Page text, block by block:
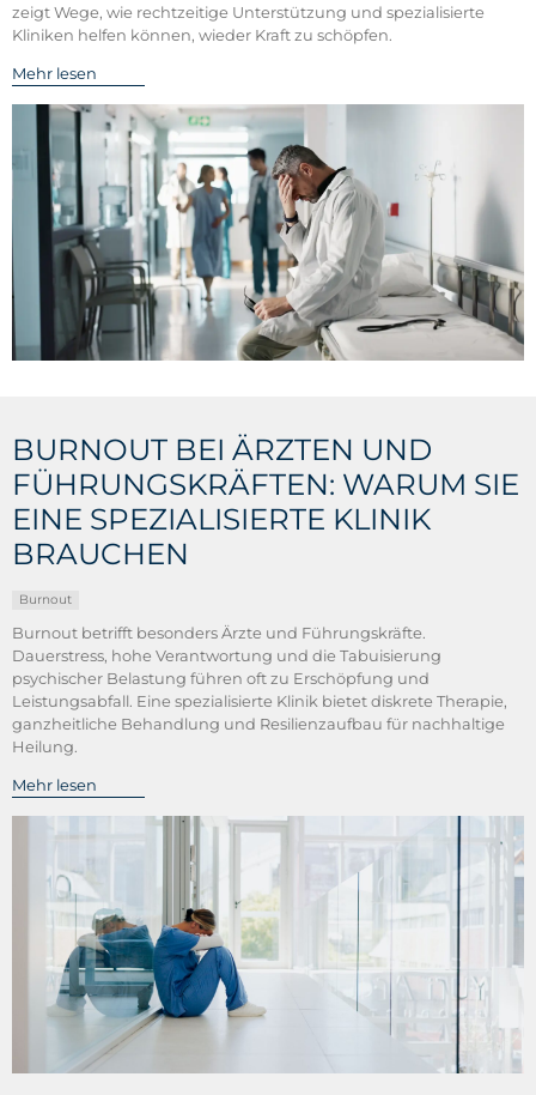
zeigt Wege, wie rechtzeitige Unterstützung und spezialisierte
Kliniken helfen können, wieder Kraft zu schöpfen.
Mehr lesen
BURNOUT BEI ÄRZTEN UND
FÜHRUNGSKRÄFTEN: WARUM SIE
EINE SPEZIALISIERTE KLINIK
BRAUCHEN
Burnout
Burnout betrifft besonders Ärzte und Führungskräfte.
Dauerstress, hohe Verantwortung und die Tabuisierung
psychischer Belastung führen oft zu Erschöpfung und
Leistungsabfall. Eine spezialisierte Klinik bietet diskrete Therapie,
ganzheitliche Behandlung und Resilienzaufbau für nachhaltige
Heilung.
Mehr lesen